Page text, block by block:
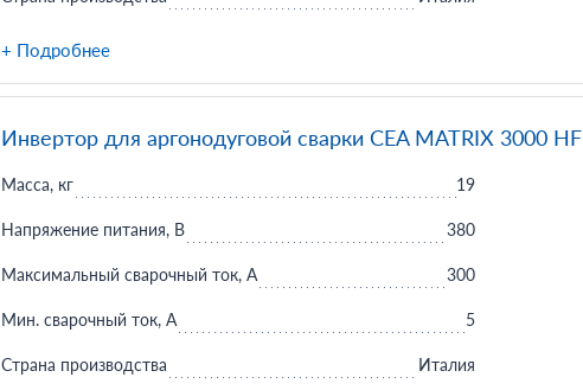
+ Подробнее
Инвертор для аргонодуговой сварки CEA MATRIX 3000 HF
Масса, кг 19
Напряжение питания, В 380
Максимальный сварочный ток, А 300
Мин. сварочный ток, А 5
Страна производства Италия